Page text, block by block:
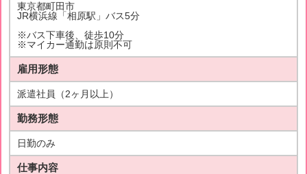
東京都町田市
JR横浜線「相原駅」バス5分
※バス下車後、徒歩10分
※マイカー通勤は原則不可
雇用形態
派遣社員（2ヶ月以上）
勤務形態
日勤のみ
仕事内容